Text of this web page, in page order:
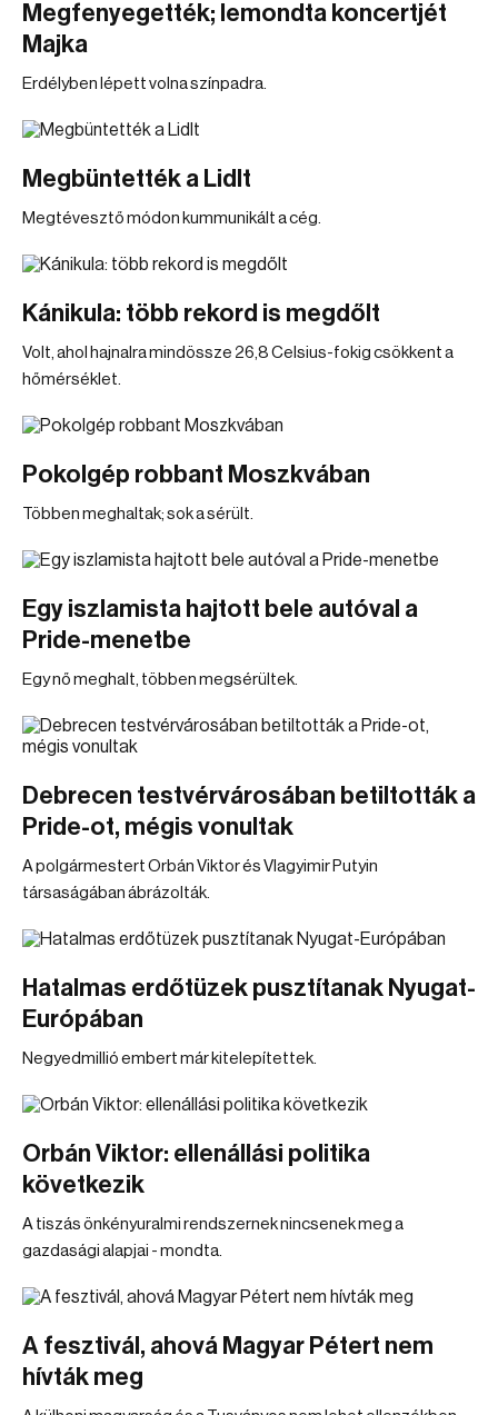
Megfenyegették; lemondta koncertjét
Majka
Erdélyben lépett volna színpadra.
Megbüntették a Lidlt
Megtévesztő módon kummunikált a cég.
Kánikula: több rekord is megdőlt
Volt, ahol hajnalra mindössze 26,8 Celsius-fokig csökkent a
hőmérséklet.
Pokolgép robbant Moszkvában
Többen meghaltak; sok a sérült.
Egy iszlamista hajtott bele autóval a
Pride-menetbe
Egy nő meghalt, többen megsérültek.
Debrecen testvérvárosában betiltották a
Pride-ot, mégis vonultak
A polgármestert Orbán Viktor és Vlagyimir Putyin
társaságában ábrázolták.
Hatalmas erdőtüzek pusztítanak Nyugat-
Európában
Negyedmillió embert már kitelepítettek.
Orbán Viktor: ellenállási politika
következik
A tiszás önkényuralmi rendszernek nincsenek meg a
gazdasági alapjai - mondta.
A fesztivál, ahová Magyar Pétert nem
hívták meg